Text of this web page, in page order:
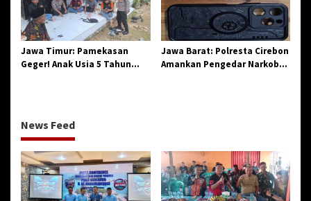
Jawa Timur: Pamekasan
Geger! Anak Usia 5 Tahun
Jawa Barat: Polresta Cirebon
Amankan Pengedar Narkoba
News Feed